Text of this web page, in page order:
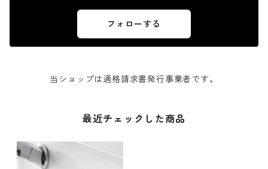
フォローする
当ショップは適格請求書発行事業者です。
最近チェックした商品